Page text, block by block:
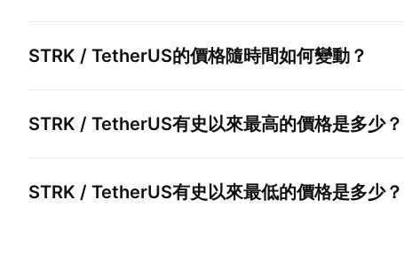
STRK / TetherUS的價格隨時間如何變動？
STRK / TetherUS有史以來最高的價格是多少？
STRK / TetherUS有史以來最低的價格是多少？